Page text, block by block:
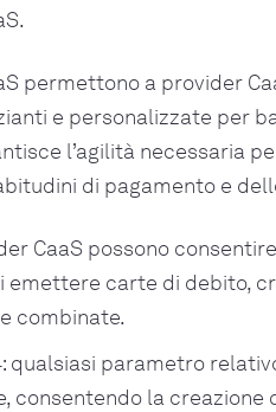
permettono a provider
e personalizzate per
l’agilità necessaria
di pagamento e
CaaS possono
emettere carte di debito,
combinate.
qualsiasi parametro
consentendo la creazione